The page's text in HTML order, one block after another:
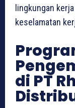
lingkungan
keselamatan
di PT